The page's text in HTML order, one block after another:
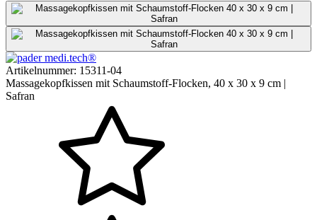
Artikelnummer: 15311-04
Massagekopfkissen mit Schaumstoff-Flocken, 40 x 30 x 9 cm |
Safran